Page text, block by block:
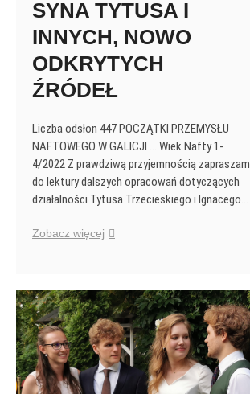
SYNA TYTUSA I
INNYCH, NOWO
ODKRYTYCH
ŹRÓDEŁ
Liczba odsłon 447 POCZĄTKI PRZEMYSŁU
NAFTOWEGO W GALICJI … Wiek Nafty 1-
4/2022 Z prawdziwą przyjemnością zapraszam
do lektury dalszych opracowań dotyczących
działalności Tytusa Trzecieskiego i Ignacego…
Zobacz więcej POCZĄTKI
GALICJI
W
ŚWIETLE
RELACJI
JANA
TRZECIESKIEGO,